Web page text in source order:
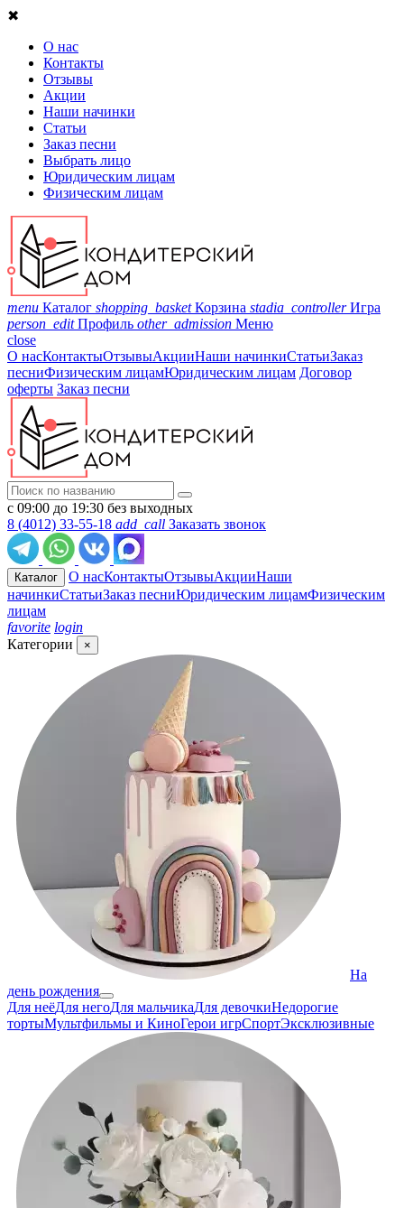
✖
О нас
Контакты
Отзывы
Акции
Наши начинки
Статьи
Заказ песни
Выбрать лицо
Юридическим лицам
Физическим лицам
menu Каталог shopping_basket Корзина stadia_controller Игра
person_edit Профиль other_admission Меню
close
О насКонтактыОтзывыАкцииНаши начинкиСтатьиЗаказ
песниФизическим лицамЮридическим лицам Договор
оферты Заказ песни
с 09:00 до 19:30 без выходных
8 (4012) 33-55-18 add_call Заказать звонок
Каталог О насКонтактыОтзывыАкцииНаши
начинкиСтатьиЗаказ песниЮридическим лицамФизическим
лицам
favorite login
Категории
×
На
день рождения
Для неёДля негоДля мальчикаДля девочкиНедорогие
тортыМультфильмы и КиноГерои игрСпортЭксклюзивные